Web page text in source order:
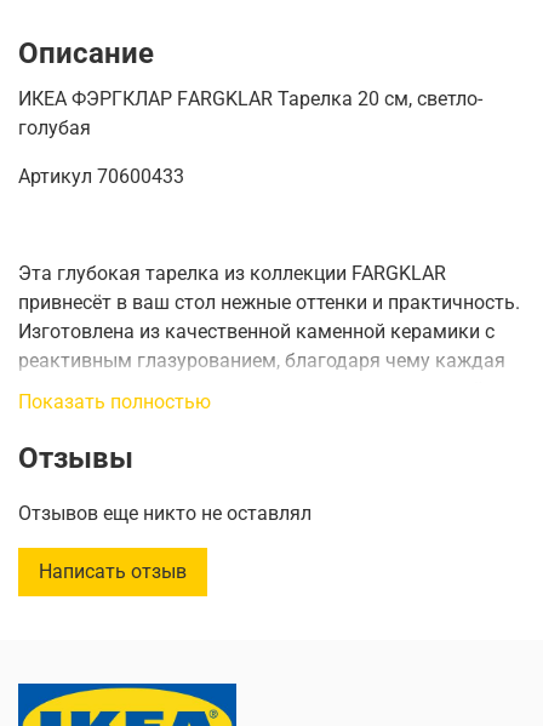
Описание
ИКЕА ФЭРГКЛАР FАRGKLAR Тарелка 20 см, светло-
голубая
Артикул 70600433
Эта глубокая тарелка из коллекции FARGKLAR
привнесёт в ваш стол нежные оттенки и практичность.
Изготовлена из качественной каменной керамики с
реактивным глазурованием, благодаря чему каждая
тарелка уникальна и имеет немного различающийся
Диаметр:20 см
Объем:0.5 л
Показать полностью
Отзывы
Отзывов еще никто не оставлял
Написать отзыв